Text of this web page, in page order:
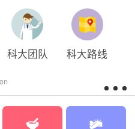
心理沙盘团体体验系列公益活动
科大团队 科大路线